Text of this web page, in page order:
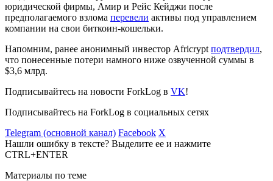
юридической фирмы, Амир и Рейс Кейджи после
предполагаемого взлома перевели активы под управлением
компании на свои биткоин-кошельки.
Напомним, ранее анонимный инвестор Africrypt подтвердил,
что понесенные потери намного ниже озвученной суммы в
$3,6 млрд.
Подписывайтесь на новости ForkLog в VK!
Подписывайтесь на ForkLog в социальных сетях
Telegram (основной канал) Facebook X
Нашли ошибку в тексте? Выделите ее и нажмите
CTRL+ENTER
Материалы по теме